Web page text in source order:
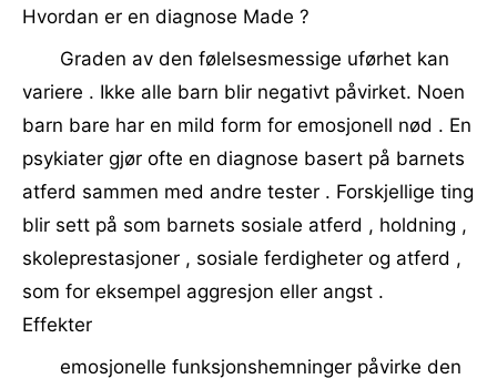
Hvordan er en diagnose Made ?
Graden av den følelsesmessige uførhet kan
variere . Ikke alle barn blir negativt påvirket. Noen
barn bare har en mild form for emosjonell nød . En
psykiater gjør ofte en diagnose basert på barnets
atferd sammen med andre tester . Forskjellige ting
blir sett på som barnets sosiale atferd , holdning ,
skoleprestasjoner , sosiale ferdigheter og atferd ,
som for eksempel aggresjon eller angst .
Effekter
emosjonelle funksjonshemninger påvirke den